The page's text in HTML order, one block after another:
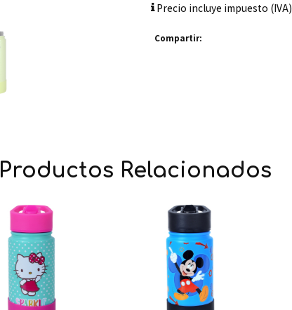
Precio incluye impuesto
Compartir:
Productos Relacionados